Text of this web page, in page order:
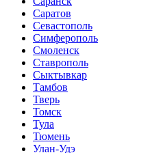
Саратов
Севастополь
Симферополь
Смоленск
Ставрополь
Сыктывкар
Тамбов
Тверь
Томск
Тула
Тюмень
Улан-Удэ